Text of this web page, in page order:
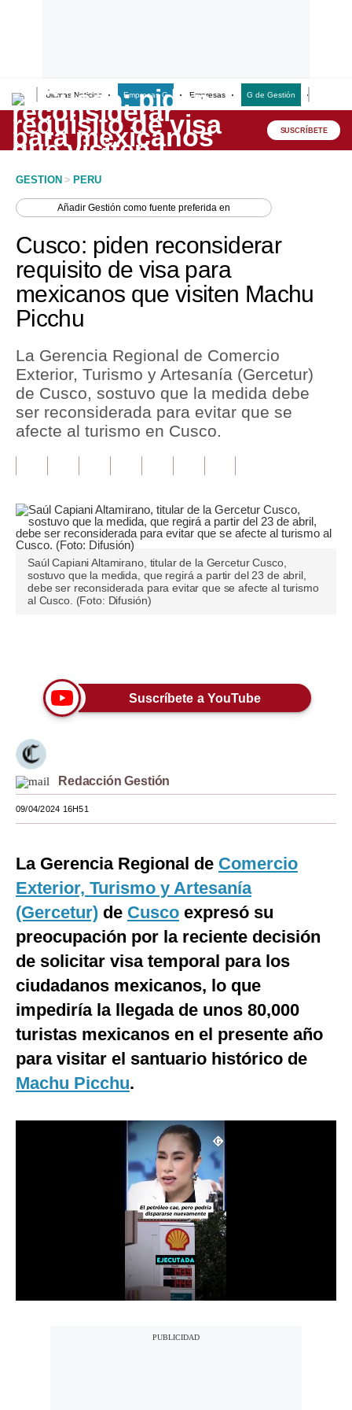
Últimas Noticias Empresas G Empresas G de Gestión
Lo último
Peru Quiosco
Economía
Mercados
Perú
Política
Tu Dinero
Finanzas Personales
Plus G
Opinión
Editorial
Pregunta de hoy
Blogs
Viajes
Estilos
Mundo
EEUU
España
Internacional
Tecnología
Club del Suscriptor
Mix
G de Gestión
Notas Contratadas
SUSCRÍBETE
GESTION > PERU
AñadirGestión como fuente preferida en
Cusco: piden reconsiderar
requisito de visa para
mexicanos que visiten Machu
Picchu
La Gerencia Regional de Comercio
Exterior, Turismo y Artesanía (Gercetur)
de Cusco, sostuvo que la medida debe
ser reconsiderada para evitar que se
afecte al turismo en Cusco.
Saúl Capiani Altamirano, titular de la Gercetur Cusco,
sostuvo que la medida, que regirá a partir del 23 de abril,
debe ser reconsiderada para evitar que se afecte al turismo
al Cusco. (Foto: Difusión)
Suscríbete a YouTube
Redacción Gestión
09/04/2024 16H51
La Gerencia Regional de Comercio
Exterior, Turismo y Artesanía
(Gercetur) de Cusco expresó su
preocupación por la reciente decisión
de solicitar visa temporal para los
ciudadanos mexicanos, lo que
impediría la llegada de unos 80,000
turistas mexicanos en el presente año
para visitar el santuario histórico de
Machu Picchu.